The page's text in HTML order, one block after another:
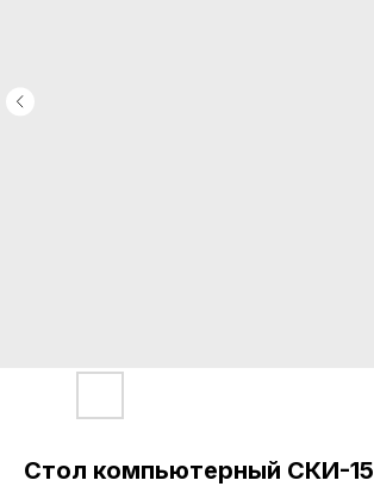
Стол компьютерный СКИ-15